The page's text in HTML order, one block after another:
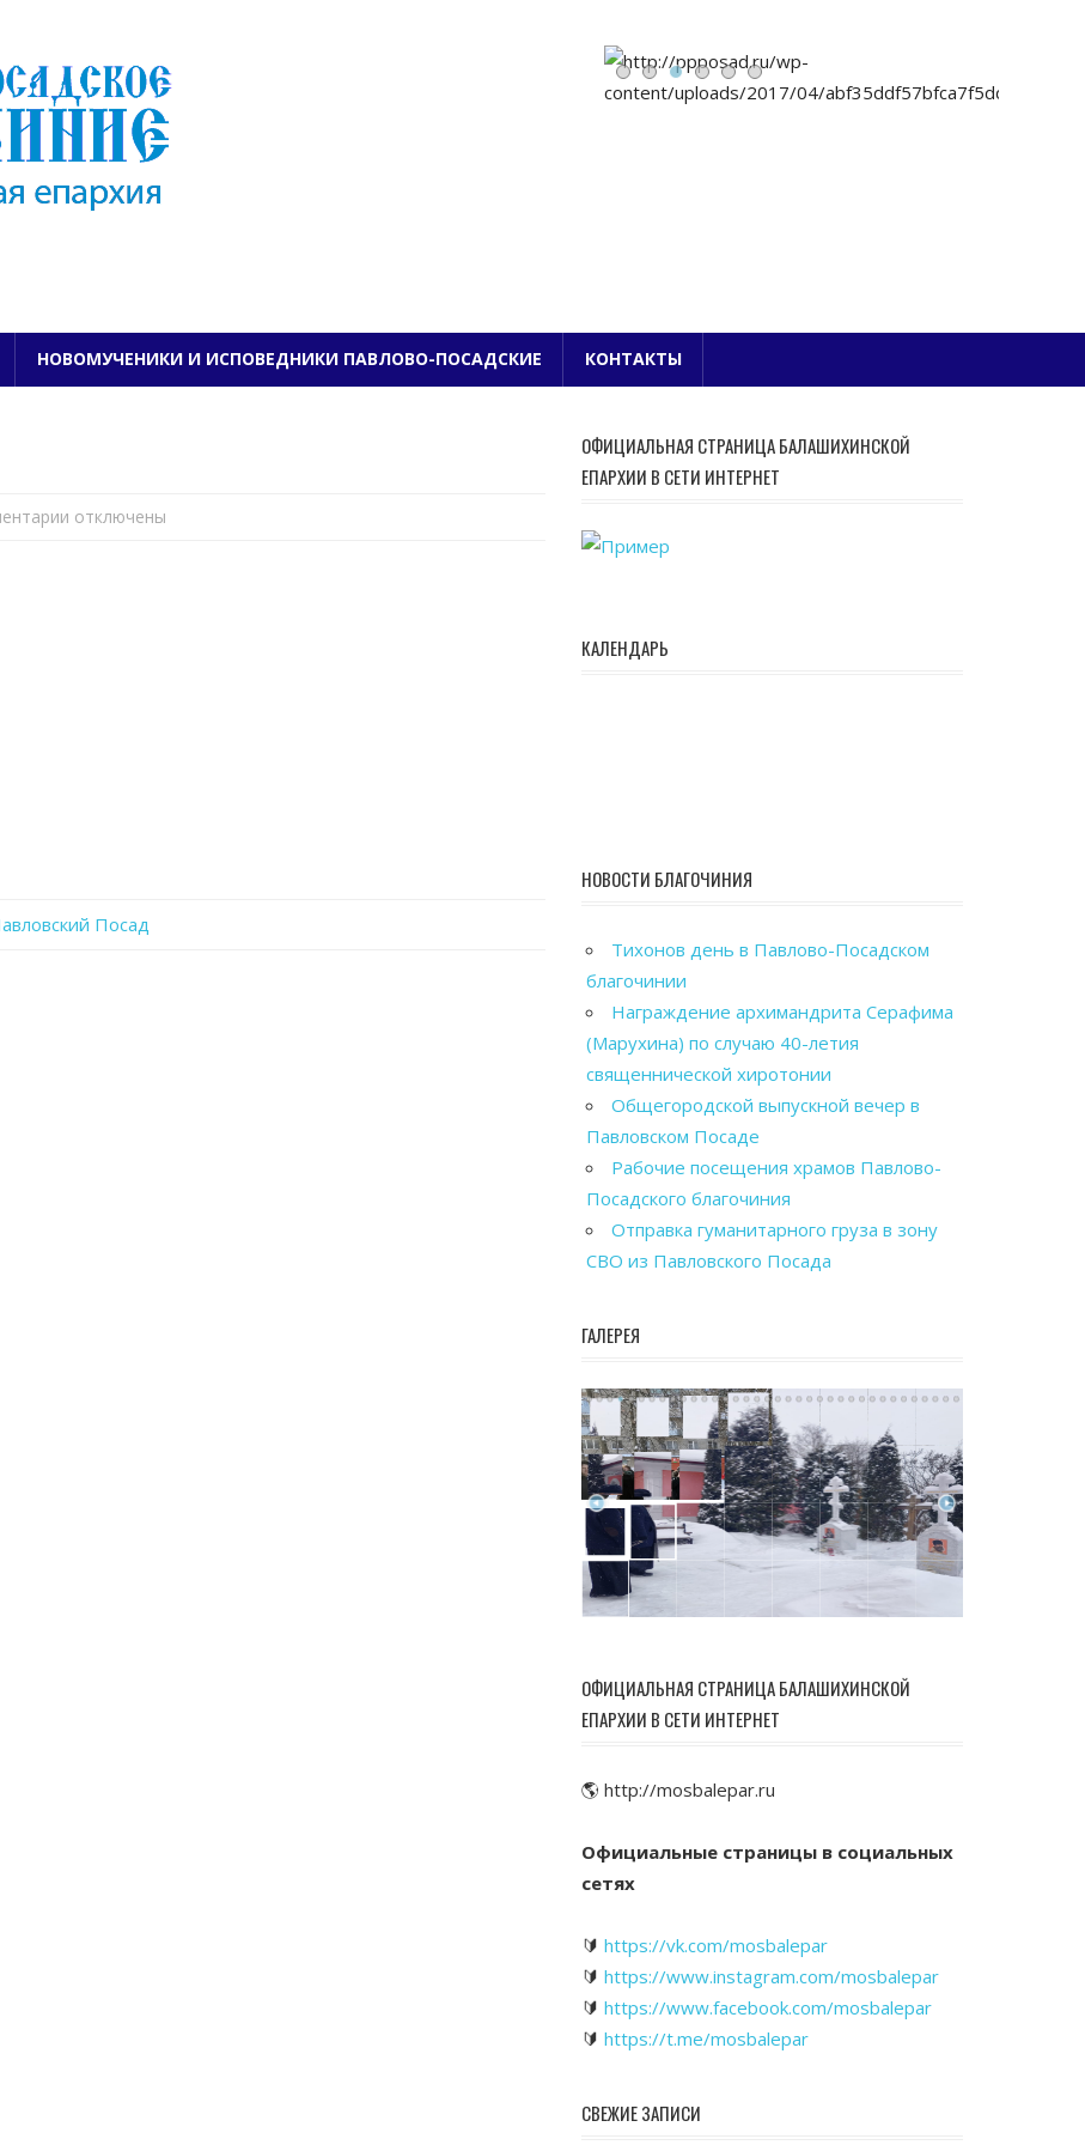
ПАВЛОВО-ПОСАДСКОЕ БЛАГОЧИНИЕ
НОВОМУЧЕНИКИ И ИСПОВЕДНИКИ ПАВЛОВО-ПОСАДСКИЕ КОНТАКТЫ
котключены
Посад
ОФИЦИАЛЬНАЯ СТРАНИЦА БАЛАШИХИНСКОЙ
ЕПАРХИИ В СЕТИ ИНТЕРНЕТ
КАЛЕНДАРЬ
НОВОСТИ БЛАГОЧИНИЯ
Тихонов день в Павлово-Посадском
благочинии
Награждение архимандрита Серафима
(Марухина) по случаю 40-летия
священнической хиротонии
Общегородской выпускной вечер в
Павловском Посаде
Рабочие посещения храмов Павлово-
Посадского благочиния
Отправка гуманитарного груза в зону
СВО из Павловского Посада
ГАЛЕРЕЯ
ОФИЦИАЛЬНАЯ СТРАНИЦА БАЛАШИХИНСКОЙ
ЕПАРХИИ В СЕТИ ИНТЕРНЕТ
🌎 http://mosbalepar.ru
Официальные страницы в социальных
сетях
🔰 https://vk.com/mosbalepar
🔰 https://www.instagram.com/mosbalepar
🔰 https://www.facebook.com/mosbalepar
🔰 https://t.me/mosbalepar
СВЕЖИЕ ЗАПИСИ